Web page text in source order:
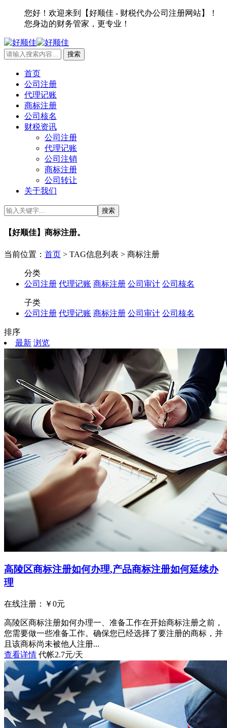
您好！欢迎来到【好顺佳 - 财税代办公司注册网站】！
您身边的财务管家，更专业！
首页
公司注册
代理记账
商标注册
公司核名
财税资讯
公司注册
代理记账
公司注销
商标注册
公司转让
关于我们
【好顺佳】商标注册。
当前位置： 首页 > TAG信息列表 > 商标注册
分类
公司注册 代理记账 商标注册 公司审计 公司核名
子类
公司注册 代理记账 商标注册 公司审计 公司核名
排序
最新 浏览
高陵区商标注册如何办理,产品商标注册如何延续办
理
在线注册：￥0元
高陵区商标注册如何办理一、准备工作在开始商标注册之前，
您需要做一些准备工作。确保您已经选择了要注册的商标，并
且该商标尚未被他人注册...
查看详情 代帐2.7元/天